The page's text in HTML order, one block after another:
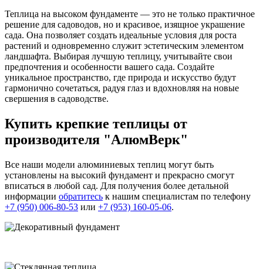
Теплица на высоком фундаменте — это не только практичное
решение для садоводов, но и красивое, изящное украшение
сада. Она позволяет создать идеальные условия для роста
растений и одновременно служит эстетическим элементом
ландшафта. Выбирая лучшую теплицу, учитывайте свои
предпочтения и особенности вашего сада. Создайте
уникальное пространство, где природа и искусство будут
гармонично сочетаться, радуя глаз и вдохновляя на новые
свершения в садоводстве.
Купить крепкие теплицы от
производителя "АлюмВерк"
Все наши модели алюминиевых теплиц могут быть
установлены на высокий фундамент и прекрасно смогут
вписаться в любой сад. Для получения более детальной
информации обратитесь к нашим специалистам по телефону
+7 (950) 006-80-53 или +7 (953) 160-05-06.